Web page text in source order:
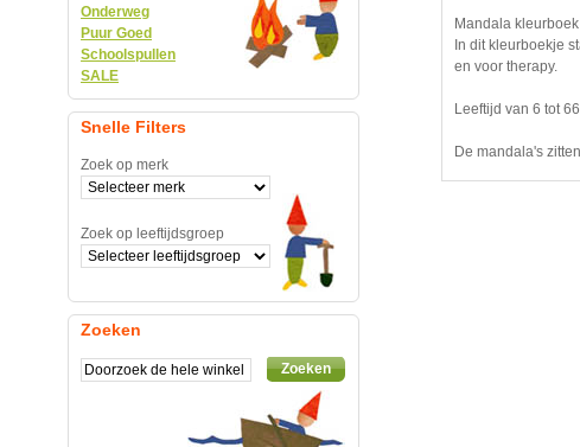
Mandala
In dit kleurboekje
en voor therapy.
Leeftijd van 6 tot
De mandala's
Onderweg
Puur Goed
Schoolspullen
SALE
Snelle Filters
Zoek op merk
Zoek op leeftijdsgroep
Zoeken
Zoeken